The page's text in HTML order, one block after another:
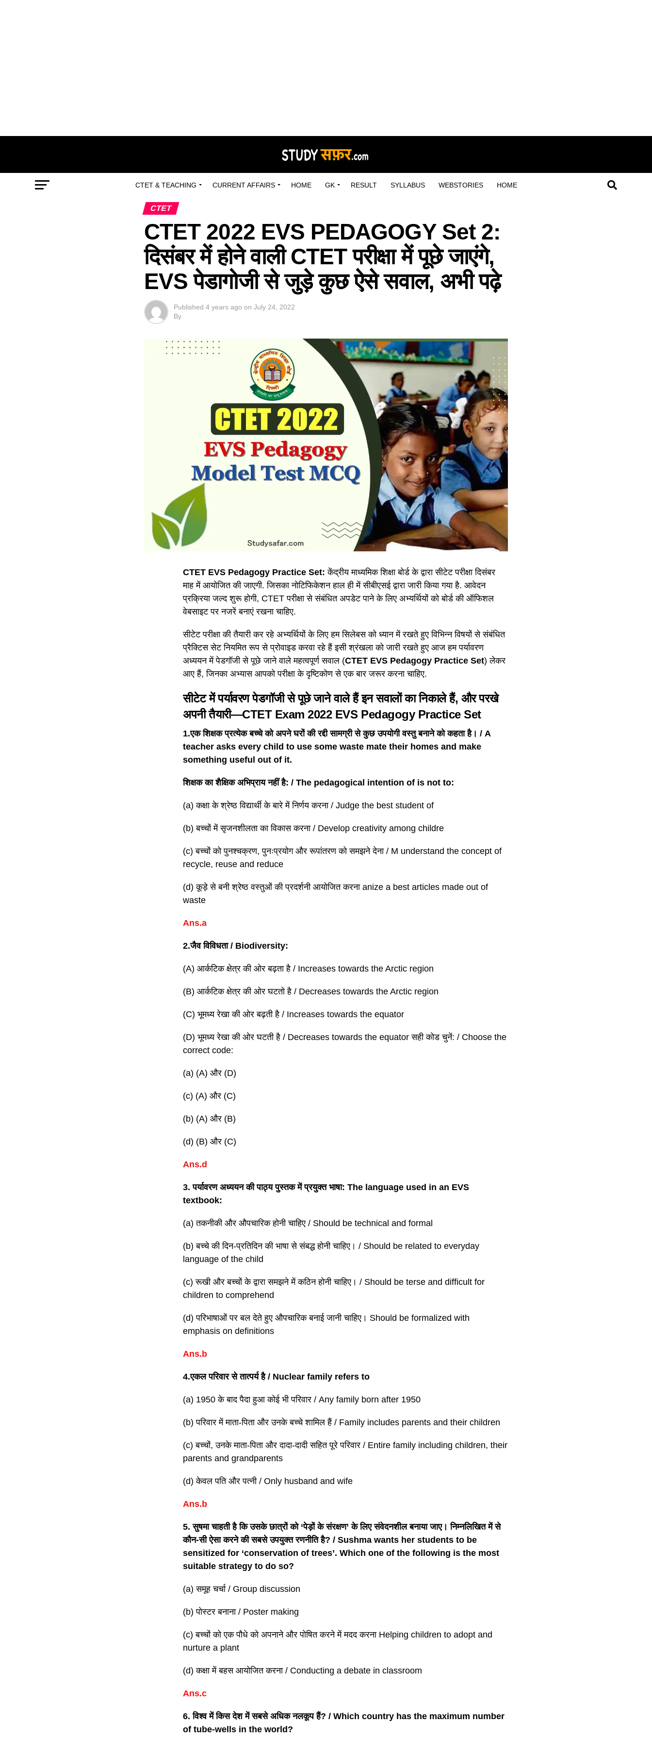
CTET & TEACHING CURRENT AFFAIRS HOME GK RESULT SYLLABUS WEBSTORIES HOME
CTET
CTET 2022 EVS PEDAGOGY Set 2:
दिसंबर में होने वाली CTET परीक्षा में पूछे जाएंगे,
EVS पेडागोजी से जुड़े कुछ ऐसे सवाल, अभी पढ़े
Published 4 years ago on July 24, 2022
By
CTET EVS Pedagogy Practice Set: केंद्रीय माध्यमिक शिक्षा बोर्ड के द्वारा सीटेट परीक्षा दिसंबर
माह में आयोजित की जाएगी. जिसका नोटिफिकेशन हाल ही में सीबीएसई द्वारा जारी किया गया है. आवेदन
प्रक्रिया जल्द शुरू होगी, CTET परीक्षा से संबंधित अपडेट पाने के लिए अभ्यर्थियों को बोर्ड की ऑफिशल
वेबसाइट पर नजरें बनाएं रखना चाहिए.
सीटेट परीक्षा की तैयारी कर रहे अभ्यर्थियों के लिए हम सिलेबस को ध्यान में रखते हुए विभिन्न विषयों से संबंधित
प्रैक्टिस सेट नियमित रूप से प्रोवाइड करवा रहे हैं इसी श्रंखला को जारी रखते हुए आज हम पर्यावरण
अध्ययन में पेडगॉजी से पूछे जाने वाले महत्वपूर्ण सवाल (CTET EVS Pedagogy Practice Set) लेकर
आए हैं, जिनका अभ्यास आपको परीक्षा के दृष्टिकोण से एक बार जरूर करना चाहिए.
सीटेट में पर्यावरण पेडगॉजी से पूछे जाने वाले हैं इन सवालों का निकाले हैं, और परखे
अपनी तैयारी—CTET Exam 2022 EVS Pedagogy Practice Set
1.एक शिक्षक प्रत्येक बच्चे को अपने घरों की रद्दी सामग्री से कुछ उपयोगी वस्तु बनाने को कहता है। / A
teacher asks every child to use some waste mate their homes and make
something useful out of it.
शिक्षक का शैक्षिक अभिप्राय नहीं है: / The pedagogical intention of is not to:
(a) कक्षा के श्रेष्ठ विद्यार्थी के बारे में निर्णय करना / Judge the best student of
(b) बच्चों में सृजनशीलता का विकास करना / Develop creativity among childre
(c) बच्चों को पुनश्चक्रण, पुनःप्रयोग और रूपांतरण को समझने देना / M understand the concept of
recycle, reuse and reduce
(d) कूड़े से बनी श्रेष्ठ वस्तुओं की प्रदर्शनी आयोजित करना anize a best articles made out of
waste
Ans.a
2.जैव विविधता / Biodiversity:
(A) आर्कटिक क्षेत्र की ओर बढ़ता है / Increases towards the Arctic region
(B) आर्कटिक क्षेत्र की ओर घटतो है / Decreases towards the Arctic region
(C) भूमध्य रेखा की ओर बढ़ती है / Increases towards the equator
(D) भूमध्य रेखा की ओर घटती है / Decreases towards the equator सही कोड चुनें: / Choose the
correct code:
(a) (A) और (D)
(c) (A) और (C)
(b) (A) और (B)
(d) (B) और (C)
Ans.d
3. पर्यावरण अध्ययन की पाठ्य पुस्तक में प्रयुक्त भाषा: The language used in an EVS
textbook:
(a) तकनीकी और औपचारिक होनी चाहिए / Should be technical and formal
(b) बच्चे की दिन-प्रतिदिन की भाषा से संबद्ध होनी चाहिए। / Should be related to everyday
language of the child
(c) रूखी और बच्चों के द्वारा समझने में कठिन होनी चाहिए। / Should be terse and difficult for
children to comprehend
(d) परिभाषाओं पर बल देते हुए औपचारिक बनाई जानी चाहिए। Should be formalized with
emphasis on definitions
Ans.b
4.एकल परिवार से तात्पर्य है / Nuclear family refers to
(a) 1950 के बाद पैदा हुआ कोई भी परिवार / Any family born after 1950
(b) परिवार में माता-पिता और उनके बच्चे शामिल हैं / Family includes parents and their children
(c) बच्चों, उनके माता-पिता और दादा-दादी सहित पूरे परिवार / Entire family including children, their
parents and grandparents
(d) केवल पति और पत्नी / Only husband and wife
Ans.b
5. सुषमा चाहती है कि उसके छात्रों को ‘पेड़ों के संरक्षण’ के लिए संवेदनशील बनाया जाए। निम्नलिखित में से
कौन-सी ऐसा करने की सबसे उपयुक्त रणनीति है? / Sushma wants her students to be
sensitized for ‘conservation of trees’. Which one of the following is the most
suitable strategy to do so?
(a) समूह चर्चा / Group discussion
(b) पोस्टर बनाना / Poster making
(c) बच्चों को एक पौधे को अपनाने और पोषित करने में मदद करना Helping children to adopt and
nurture a plant
(d) कक्षा में बहस आयोजित करना / Conducting a debate in classroom
Ans.c
6. विश्व में किस देश में सबसे अधिक नलकूप हैं? / Which country has the maximum number
of tube-wells in the world?